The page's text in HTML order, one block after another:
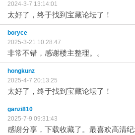
2024-3-7 13:14:01
太好了，终于找到宝藏论坛了！
boryce
2025-3-21 10:28:47
非常不错，感谢楼主整理。。
hongkunz
2025-4-7 20:13:25
太好了，终于找到宝藏论坛了！
ganzi810
2025-7-9 09:31:43
感谢分享，下载收藏了。最喜欢高清纪